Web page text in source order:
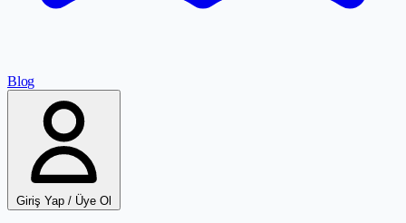
Blog
Giriş Yap / Üye Ol